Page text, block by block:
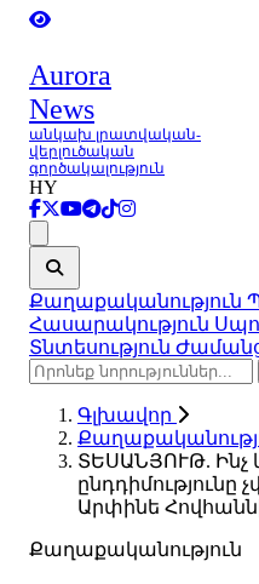
Aurora
News
անկախ լրատվական-
վերլուծական
գործակալություն
HY
Քաղաքականություն
Հասարակություն
Տնտեսություն
Գլխավոր
ՏԵՍԱՆՅՈՒԹ. Ինչ
ընդդիմությունը
Արփինե
Քաղաքականություն